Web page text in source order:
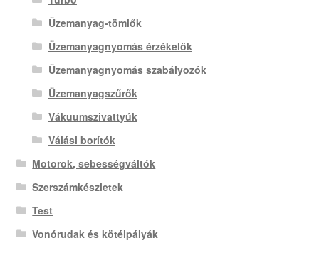
Üzemanyag-tömlők
Üzemanyagnyomás érzékelők
Üzemanyagnyomás szabályozók
Üzemanyagszűrők
Vákuumszivattyúk
Válási borítók
Motorok, sebességváltók
Szerszámkészletek
Test
Vonórudak és kötélpályák